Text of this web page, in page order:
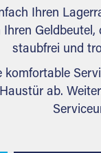
Ihren
Ihren
staubfrei und
komfortable
ab.